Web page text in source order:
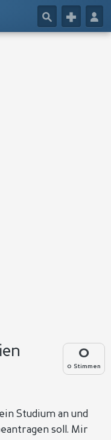
👤
+
🔎
0
0 Stimmen
Studium an und
soll. Mir